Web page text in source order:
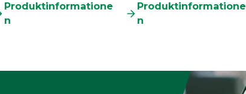
Produktinformatione
n
Produktinformatione
n